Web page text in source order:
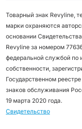
Товарный знак Revyline,
марки охраняются
основании
Revyline за номером
федеральной службой по
собственности,
Государственном
знаков обслуживания
19 марта 2020 года.
Свидетельство